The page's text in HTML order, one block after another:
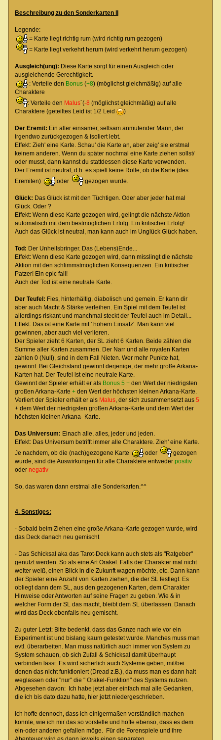
Beschreibung zu den Sonderkarten II
Legende:
= Karte liegt richtig rum (wird richtig rum gezogen)
= Karte liegt verkehrt herum (wird verkehrt herum gezogen)
Ausgleich(ung): Diese Karte sorgt für einen Ausgleich oder
ausgleichende Gerechtigkeit.
: Verteile den Bonus(+8) (möglichst gleichmäßig) auf alle
Charaktere
: Verteile den Malus´(-8 (möglichst gleichmäßig) auf alle
Charaktere (geteiltes Leid ist 1/2 Leid
)
Der Eremit: Ein alter einsamer, seltsam anmutender Mann, der
irgendwo zurückgezogen & isoliert lebt.
Effekt: Zieh' eine Karte. Schau' die Karte an, aber zeig' sie erstmal
keinem anderen. Wenn du später nochmal eine Karte ziehen sollst/
oder musst, dann kannst du stattdessen diese Karte verwenden.
Der Eremit ist neutral, d.h. es spielt keine Rolle, ob die Karte (des
Eremiten)
oder gezogen wurde.
Glück: Das Glück ist mit den Tüchtigen. Oder aber jeder hat mal
Glück. Oder ?
Effekt: Wenn diese Karte gezogen wird, gelingt die nächste Aktion
automatisch mit dem bestmöglichen Erfolg. Ein kritischer Erfolg!
Auch das Glück ist neutral, man kann auch im Unglück Glück haben.
Tod: Der Unheilsbringer. Das (Lebens)Ende...
Effekt: Wenn diese Karte gezogen wird, dann misslingt die nächste
Aktion mit den schlimmstmöglichen Konsequenzen. Ein kritischer
Patzer! Ein epic fail!
Auch der Tod ist eine neutrale Karte.
Der Teufel: Fies, hinterhältig, diabolisch und gemein. Er kann dir
aber auch Macht & Stärke verleihen. Ein Spiel mit dem Teufel ist
allerdings riskant und manchmal steckt der Teufel auch im Detail...
Effekt: Das ist eine Karte mit ' hohem Einsatz'. Man kann viel
gewinnen, aber auch viel verlieren.
Der Spieler zieht 6 Karten, der SL zieht 6 Karten. Beide zählen die
Summe aller Karten zusammen. Der Narr und alle royalen Karten
zählen 0 (Null), sind in dem Fall Nieten. Wer mehr Punkte hat,
gewinnt. Bei Gleichstand gewinnt derjenige, der mehr große Arkana-
Karten hat. Der Teufel ist eine neutrale Karte.
Gewinnt der Spieler erhält er als Bonus 5 +den Wert der niedrigsten
großen Arkana-Karte +den Wert der höchsten kleinen Arkana-Karte.
Verliert der Spieler erhält er als Malus, der sich zusammensetzt aus 5
+ dem Wert der niedrigsten großen Arkana-Karte und dem Wert der
höchsten kleinen Arkana- Karte.
Das Universum: Einach alle, alles, jeder und jeden.
Effekt: Das Universum betrifft immer alle Charaktere. Zieh' eine Karte.
Je nachdem, ob die (nach)gezogene Karte
oder
gezogen
wurde, sind die Auswirkungen für alle Charaktere entweder positiv
oder negativ
So, das waren dann erstmal alle Sonderkarten.^^
4. Sonstiges:
- Sobald beim Ziehen eine große Arkana-Karte gezogen wurde, wird
das Deck danach neu gemischt
- Das Schicksal aka das Tarot-Deck kann auch stets als "Ratgeber"
genutzt werden. So als eine Art Orakel. Falls der Charakter mal nicht
weiter weiß, einen Blick in die Zukunft wagen möchte, etc. Dann kann
der Spieler eine Anzahl von Karten ziehen, die der SL festlegt. Es
obliegt dann dem SL, aus den gezogenen Karten, dem Charakter
Hinweise oder Antworten auf seine Fragen zu geben. Wie & in
welcher Form der SL das macht, bleibt dem SL überlassen. Danach
wird das Deck ebenfalls neu gemischt.
Zu guter Letzt: Bitte bedenkt, dass das Ganze nach wie vor ein
Experiment ist und bislang kaum getestet wurde. Manches muss man
evtl. überarbeiten. Man muss natürlich auch immer von System zu
System schauen, ob sich Zufall & Schicksal damit überhaupt
verbinden lässt. Es wird sicherlich auch Systeme geben, mit/bei
denen das nicht funktioniert (Dread z.B.), da muss man es dann halt
weglassen oder "nur" die " Orakel-Funktion" des Systems nutzen.
Abgesehen davon: Ich habe jetzt aber einfach mal alle Gedanken,
die ich bis dato dazu hatte, hier jetzt niedergeschrieben.
Ich hoffe dennoch, dass ich einigermaßen verständlich machen
konnte, wie ich mir das so vorstelle und hoffe ebenso, dass es dem
ein-oder anderen gefallen möge. Für die Forenspiele und ihre